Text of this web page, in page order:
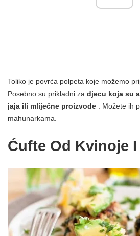
Toliko je povrća polpeta koje možemo
Posebno su prikladni za djecu koja su
jaja ili mliječne proizvode . Možete ih
mahunarkama.
Ćufte Od Kvinoje